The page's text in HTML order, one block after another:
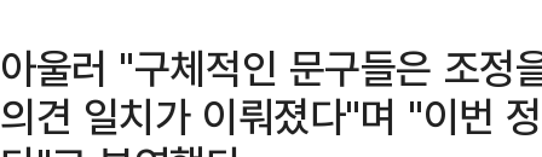
아울러 "구체적인 문구들은 조정
의견 일치가 이뤄졌다"며 "이번